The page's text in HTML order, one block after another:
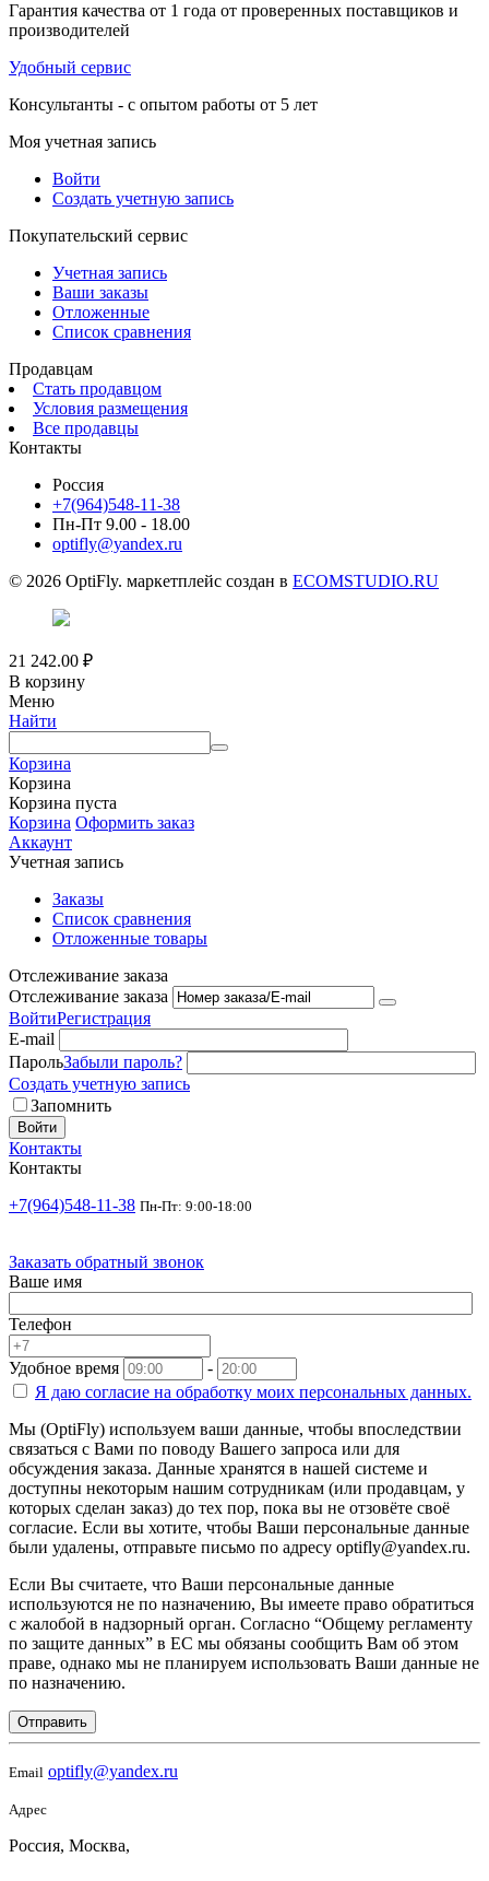
Гарантия качества от 1 года от проверенных поставщиков и
производителей
Удобный сервис
Консультанты - с опытом работы от 5 лет
Моя учетная запись
Войти
Создать учетную запись
Покупательский сервис
Учетная запись
Ваши заказы
Отложенные
Список сравнения
Продавцам
Стать продавцом
Условия размещения
Все продавцы
Контакты
Россия
+7(964)548-11-38
Пн-Пт 9.00 - 18.00
optifly@yandex.ru
© 2026 OptiFly. маркетплейс создан в ECOMSTUDIO.RU
21 242.00 ₽
В корзину
Меню
Найти
Корзина
Корзина
Корзина пуста
Корзина Оформить заказ
Аккаунт
Учетная запись
Заказы
Список сравнения
Отложенные товары
Отслеживание заказа
Отслеживание заказа
ВойтиРегистрация
E-mail
ПарольЗабыли пароль?
Создать учетную запись
Запомнить
Войти
Контакты
Контакты
+7(964)548-11-38 Пн-Пт: 9:00-18:00
Заказать обратный звонок
Ваше имя
Телефон
Удобное время
-
Я даю согласие на обработку моих персональных данных.
Мы (OptiFly) используем ваши данные, чтобы впоследствии
связаться с Вами по поводу Вашего запроса или для
обсуждения заказа. Данные хранятся в нашей системе и
доступны некоторым нашим сотрудникам (или продавцам, у
которых сделан заказ) до тех пор, пока вы не отзовёте своё
согласие. Если вы хотите, чтобы Ваши персональные данные
были удалены, отправьте письмо по адресу optifly@yandex.ru.
Если Вы считаете, что Ваши персональные данные
используются не по назначению, Вы имеете право обратиться
с жалобой в надзорный орган. Согласно “Общему регламенту
по защите данных” в ЕС мы обязаны сообщить Вам об этом
праве, однако мы не планируем использовать Ваши данные не
по назначению.
Отправить
Email optifly@yandex.ru
Адрес
Россия, Москва,